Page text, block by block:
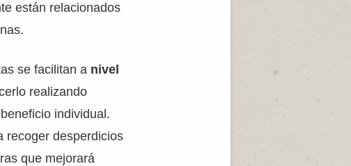
están relacionados
se facilitan a nivel
realizando
individual.
recoger desperdicios
que mejorará